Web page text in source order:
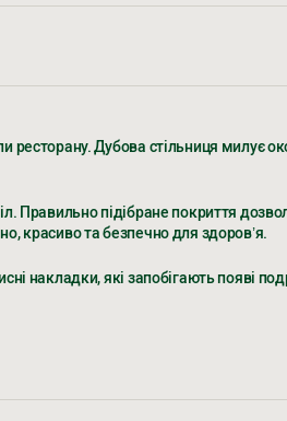
ресторану. Дубова стільниця милує
Правильно підібране покриття
красиво та безпечно для здоров’я.
накладки, які запобігають появі
на обробку персональних даних